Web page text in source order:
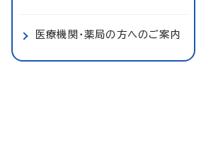
医療機関・薬局の方へのご案内